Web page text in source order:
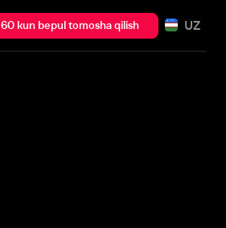
60 kun bepul tomosha qilish UZ